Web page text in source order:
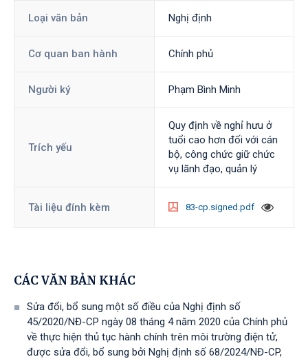
Loại văn bản Nghị định
Cơ quan ban hành Chính phủ
Người ký Phạm Bình Minh
Trích yếu
Quy định về nghỉ hưu ở
tuổi cao hơn đối với cán
bộ, công chức giữ chức
vụ lãnh đạo, quản lý
Tài liệu đính kèm 83-cp.signed.pdf
CÁC VĂN BẢN KHÁC
Sửa đổi, bổ sung một số điều của Nghị định số
45/2020/NĐ-CP ngày 08 tháng 4 năm 2020 của Chính phủ
về thực hiện thủ tục hành chính trên môi trường điện tử,
được sửa đổi, bổ sung bởi Nghị định số 68/2024/NĐ-CP,